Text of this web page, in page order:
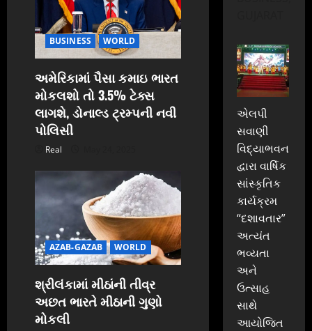
i
o
n
BUSINESS WORLD
અમેરિકામાં પૈસા કમાઇ ભારત
મોકલશો તો 3.5% ટેક્સ
લાગશે, ડોનાલ્ડ ટ્રમ્પની નવી
પોલિસી
Real
AZAB-GAZAB WORLD
શ્રીલંકામાં મીઠાંની તીવ્ર
અછત ભારતે મીઠાની ગુણો
મોકલી
એલપી
સવાણી
વિદ્યાભવન
દ્વારા વાર્ષિક
સાંસ્કૃતિક
કાર્યક્રમ
“દશાવતાર”
અત્યંત
ભવ્યતા
અને
ઉત્સાહ
સાથે
આયોજિત